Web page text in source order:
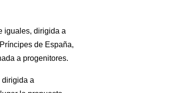
iguales, dirigida a
de España,
a progenitores.
dirigida a